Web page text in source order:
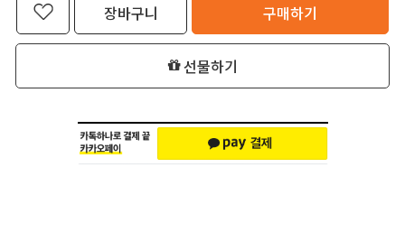
장바구니 구매하기
선물하기